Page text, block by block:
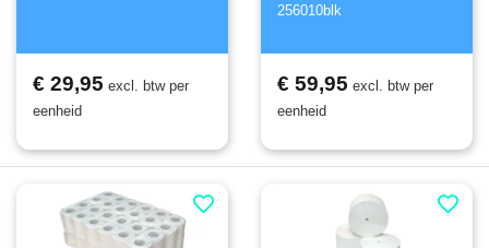
€ 29,95 excl. btw per
eenheid
256010blk
€ 59,95 excl. btw per
eenheid